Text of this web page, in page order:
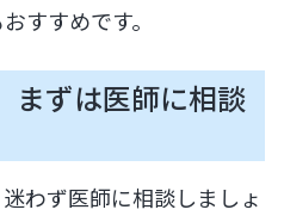
すすめです。
まずは医師に相談
わず医師に相談しましょ